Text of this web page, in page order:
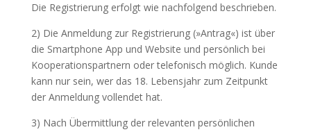
Die Registrierung erfolgt wie nachfolgend beschrieben.
2) Die Anmeldung zur Registrierung (»Antrag«) ist über
die Smartphone App und Website und persönlich bei
Kooperationspartnern oder telefonisch möglich. Kunde
kann nur sein, wer das 18. Lebensjahr zum Zeitpunkt
der Anmeldung vollendet hat.
3) Nach Übermittlung der relevanten persönlichen